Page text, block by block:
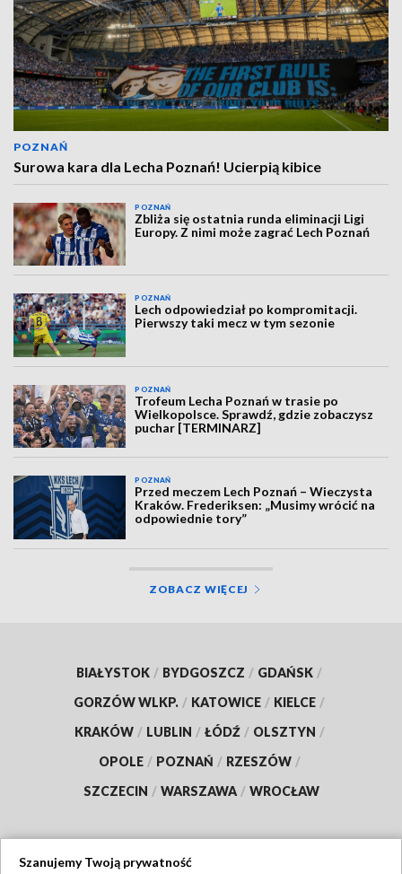
POZNAŃ
Surowa kara dla Lecha Poznań! Ucierpią kibice
POZNAŃ
Zbliża się ostatnia runda eliminacji Ligi
Europy. Z nimi może zagrać Lech Poznań
POZNAŃ
Lech odpowiedział po kompromitacji.
Pierwszy taki mecz w tym sezonie
POZNAŃ
Trofeum Lecha Poznań w trasie po
Wielkopolsce. Sprawdź, gdzie zobaczysz
puchar [TERMINARZ]
POZNAŃ
Przed meczem Lech Poznań – Wieczysta
Kraków. Frederiksen: „Musimy wrócić na
odpowiednie tory”
ZOBACZ WIĘCEJ
BIAŁYSTOK / BYDGOSZCZ / GDAŃSK /
GORZÓW WLKP. / KATOWICE / KIELCE /
KRAKÓW / LUBLIN / ŁÓDŹ / OLSZTYN /
OPOLE / POZNAŃ / RZESZÓW /
SZCZECIN / WARSZAWA / WROCŁAW
Szanujemy Twoją prywatność